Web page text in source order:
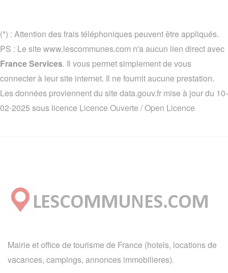
(*) : Attention des frais téléphoniques peuvent être appliqués.
PS : Le site www.lescommunes.com n'a aucun lien direct avec
France Services. Il vous permet simplement de vous
connecter à leur site internet. Il ne fournit aucune prestation.
Les données proviennent du site data.gouv.fr mise à jour du 10-
02-2025 sous licence Licence Ouverte / Open Licence
Mairie et office de tourisme de France (hotels, locations de
vacances, campings, annonces immobilieres).